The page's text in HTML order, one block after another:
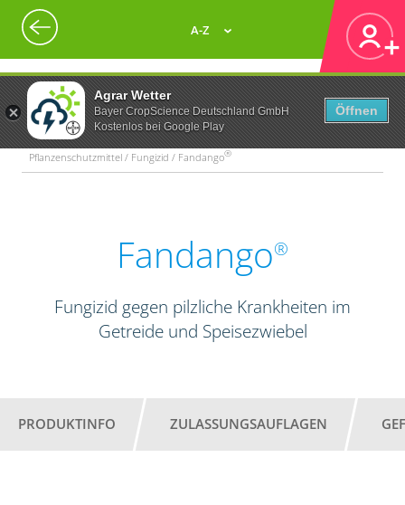
Agrar Wetter
Bayer CropScience Deutschland GmbH
Kostenlos bei Google Play
Öffnen
A-Z
Pflanzenschutzmittel / Fungizid / Fandango®
Fandango®
Fungizid gegen pilzliche Krankheiten im
Getreide und Speisezwiebel
PRODUKTINFO ZULASSUNGSAUFLAGEN